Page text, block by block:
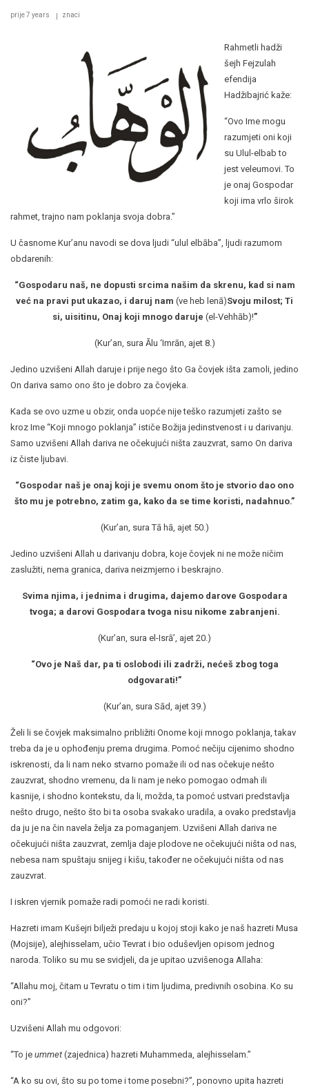
prije 7 years znaci
Rahmetli hadži
šejh Fejzulah
efendija
Hadžibajrić kaže:
“Ovo Ime mogu
razumjeti oni koji
su Ulul-elbab to
jest veleumovi. To
je onaj Gospodar
koji ima vrlo širok
rahmet, trajno nam poklanja svoja dobra.”
U časnome Kur’anu navodi se dova ljudi “ulul elbāba”, ljudi razumom
obdarenih:
“Gospodaru naš, ne dopusti srcima našim da skrenu, kad si nam
već na pravi put ukazao, i daruj nam (ve heb lenā)Svoju milost; Ti
si, uisitinu, Onaj koji mnogo daruje (el-Vehhāb)!”
(Kur’an, sura Ālu ‘Imrān, ajet 8.)
Jedino uzvišeni Allah daruje i prije nego što Ga čovjek išta zamoli, jedino
On dariva samo ono što je dobro za čovjeka.
Kada se ovo uzme u obzir, onda uopće nije teško razumjeti zašto se
kroz Ime “Koji mnogo poklanja” ističe Božija jedinstvenost i u darivanju.
Samo uzvišeni Allah dariva ne očekujući ništa zauzvrat, samo On dariva
iz čiste ljubavi.
“Gospodar naš je onaj koji je svemu onom što je stvorio dao ono
što mu je potrebno, zatim ga, kako da se time koristi, nadahnuo.”
(Kur’an, sura Tā hā, ajet 50.)
Jedino uzvišeni Allah u darivanju dobra, koje čovjek ni ne može ničim
zaslužiti, nema granica, dariva neizmjerno i beskrajno.
Svima njima, i jednima i drugima, dajemo darove Gospodara
tvoga; a darovi Gospodara tvoga nisu nikome zabranjeni.
(Kur’an, sura el-Isrā’, ajet 20.)
“Ovo je Naš dar, pa ti oslobodi ili zadrži, nećeš zbog toga
odgovarati!”
(Kur’an, sura Sād, ajet 39.)
Želi li se čovjek maksimalno približiti Onome koji mnogo poklanja, takav
treba da je u ophođenju prema drugima. Pomoć nečiju cijenimo shodno
iskrenosti, da li nam neko stvarno pomaže ili od nas očekuje nešto
zauzvrat, shodno vremenu, da li nam je neko pomogao odmah ili
kasnije, i shodno kontekstu, da li, možda, ta pomoć ustvari predstavlja
nešto drugo, nešto što bi ta osoba svakako uradila, a ovako predstavlja
da ju je na čin navela želja za pomaganjem. Uzvišeni Allah dariva ne
očekujući ništa zauzvrat, zemlja daje plodove ne očekujući ništa od nas,
nebesa nam spuštaju snijeg i kišu, također ne očekujući ništa od nas
zauzvrat.
I iskren vjernik pomaže radi pomoći ne radi koristi.
Hazreti imam Kušejri bilježi predaju u kojoj stoji kako je naš hazreti Musa
(Mojsije), alejhisselam, učio Tevrat i bio oduševljen opisom jednog
naroda. Toliko su mu se svidjeli, da je upitao uzvišenoga Allaha:
“Allahu moj, čitam u Tevratu o tim i tim ljudima, predivnih osobina. Ko su
oni?”
Uzvišeni Allah mu odgovori:
“To je ummet (zajednica) hazreti Muhammeda, alejhisselam.”
“A ko su ovi, što su po tome i tome posebni?”, ponovno upita hazreti